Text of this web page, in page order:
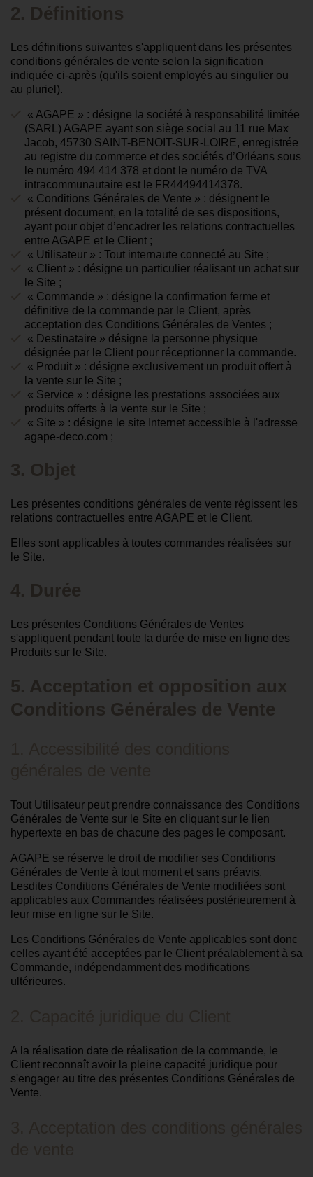
2. Définitions
Les définitions suivantes s'appliquent dans les présentes
conditions générales de vente selon la signification
indiquée ci-après (qu'ils soient employés au singulier ou
au pluriel).
« AGAPE » : désigne la société à responsabilité limitée
(SARL) AGAPE ayant son siège social au 11 rue Max
Jacob, 45730 SAINT-BENOIT-SUR-LOIRE, enregistrée
au registre du commerce et des sociétés d’Orléans sous
le numéro 494 414 378 et dont le numéro de TVA
intracommunautaire est le FR44494414378.
« Conditions Générales de Vente » : désignent le
présent document, en la totalité de ses dispositions,
ayant pour objet d’encadrer les relations contractuelles
entre AGAPE et le Client ;
« Utilisateur » : Tout internaute connecté au Site ;
« Client » : désigne un particulier réalisant un achat sur
le Site ;
« Commande » : désigne la confirmation ferme et
définitive de la commande par le Client, après
acceptation des Conditions Générales de Ventes ;
« Destinataire » désigne la personne physique
désignée par le Client pour réceptionner la commande.
« Produit » : désigne exclusivement un produit offert à
la vente sur le Site ;
« Service » : désigne les prestations associées aux
produits offerts à la vente sur le Site ;
« Site » : désigne le site Internet accessible à l'adresse
agape-deco.com ;
3. Objet
Les présentes conditions générales de vente régissent les
relations contractuelles entre AGAPE et le Client.
Elles sont applicables à toutes commandes réalisées sur
le Site.
4. Durée
Les présentes Conditions Générales de Ventes
s'appliquent pendant toute la durée de mise en ligne des
Produits sur le Site.
5. Acceptation et opposition aux
Conditions Générales de Vente
Tout Utilisateur peut prendre connaissance des Conditions
Générales de Vente sur le Site en cliquant sur le lien
hypertexte en bas de chacune des pages le composant.
AGAPE se réserve le droit de modifier ses Conditions
Générales de Vente à tout moment et sans préavis.
Lesdites Conditions Générales de Vente modifiées sont
applicables aux Commandes réalisées postérieurement à
leur mise en ligne sur le Site.
Les Conditions Générales de Vente applicables sont donc
celles ayant été acceptées par le Client préalablement à sa
Commande, indépendamment des modifications
ultérieures.
A la réalisation date de réalisation de la commande, le
Client reconnaît avoir la pleine capacité juridique pour
s'engager au titre des présentes Conditions Générales de
Vente.